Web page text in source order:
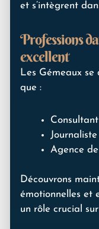
et s’intègrent
Professions
excellent
Les Gémeaux
que :
Consultant
Journaliste
Agence
Découvrons
émotionnelles et
un rôle crucial